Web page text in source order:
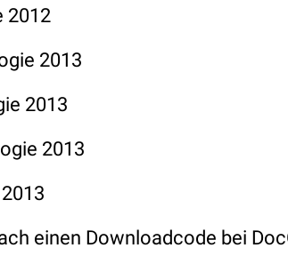
2012
2013
2013
2013
einen Downloadcode bei